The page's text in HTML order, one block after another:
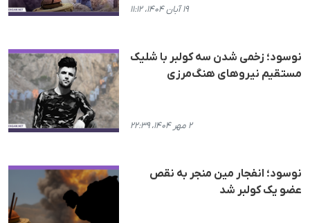
۱۹ آبان ۱۴۰۴، ۱۱:۱۲
نوسود؛ زخمی شدن سە کولبر با شلیک
مستقیم نیروهای هنگ‌مرزی
۲ مهر ۱۴۰۴، ۲۲:۳۹
نوسود؛ انفجار مین منجر به نقص
عضو یک کولبر شد